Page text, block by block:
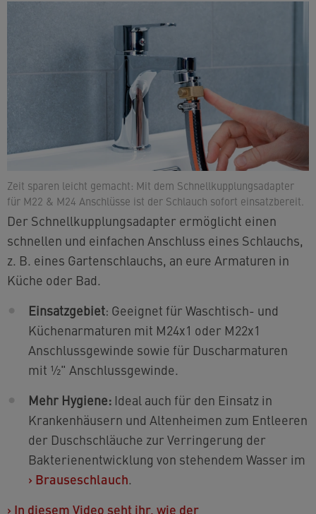
Zeit sparen leicht gemacht: Mit dem Schnellkupplungsadapter
für M22 & M24 Anschlüsse ist der Schlauch sofort einsatzbereit.
Der Schnellkupplungsadapter ermöglicht einen
schnellen und einfachen Anschluss eines Schlauchs,
z. B. eines Gartenschlauchs, an eure Armaturen in
Küche oder Bad.
Einsatzgebiet: Geeignet für Waschtisch- und
Küchenarmaturen mit M24x1 oder M22x1
Anschlussgewinde sowie für Duscharmaturen
mit ½" Anschlussgewinde.
Mehr Hygiene: Ideal auch für den Einsatz in
Krankenhäusern und Altenheimen zum Entleeren
der Duschschläuche zur Verringerung der
Bakterienentwicklung von stehendem Wasser im
› Brauseschlauch.
› In diesem Video seht ihr, wie der